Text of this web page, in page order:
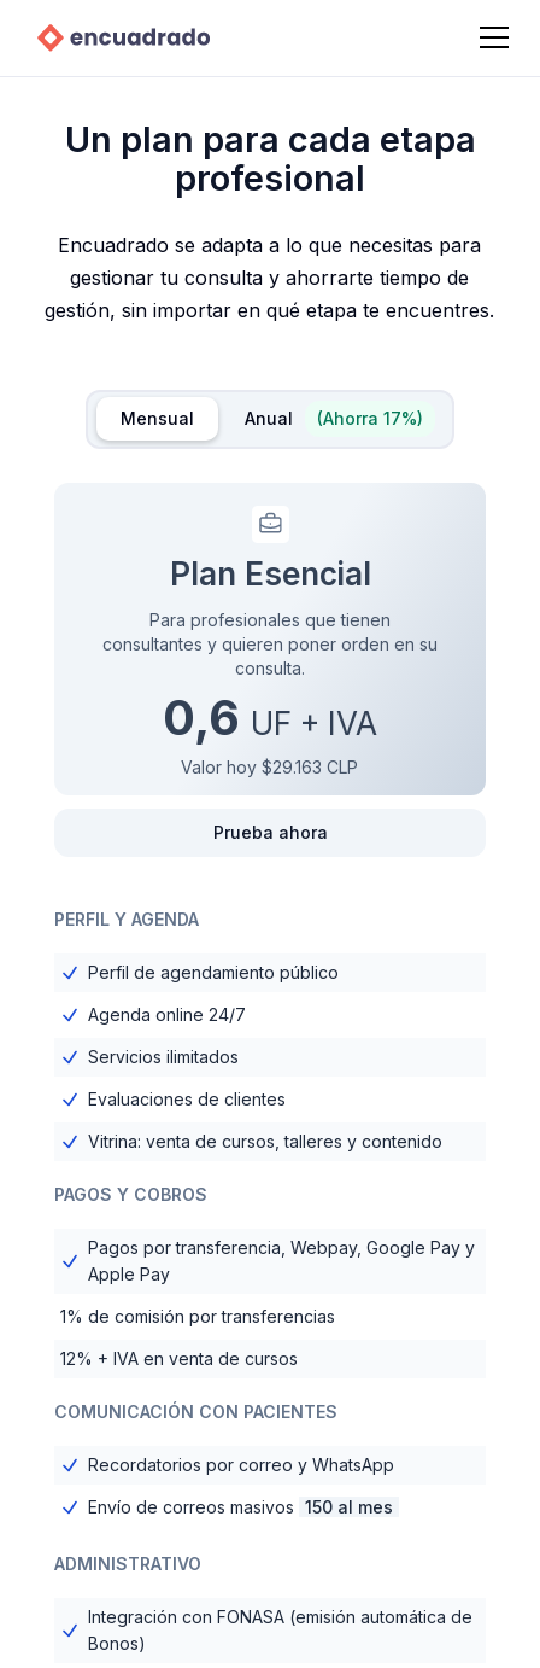
Un plan para cada etapa
profesional
Encuadrado se adapta a lo que necesitas para
gestionar tu consulta y ahorrarte tiempo de
gestión, sin importar en qué etapa te encuentres.
Mensual Anual (Ahorra 17%)
Plan Esencial
Para profesionales que tienen
consultantes y quieren poner orden en su
consulta.
0,6 UF + IVA
Valor hoy$29.163 CLP
Prueba ahora
PERFIL Y AGENDA
Perfil de agendamiento público
Agenda online 24/7
Servicios ilimitados
Evaluaciones de clientes
Vitrina: venta de cursos, talleres y contenido
PAGOS Y COBROS
Pagos por transferencia, Webpay, Google Pay y
Apple Pay
1% de comisión por transferencias
12% + IVA en venta de cursos
COMUNICACIÓN CON PACIENTES
Recordatorios por correo y WhatsApp
Envío de correos masivos 150 al mes
ADMINISTRATIVO
Integración con FONASA (emisión automática de
Bonos)